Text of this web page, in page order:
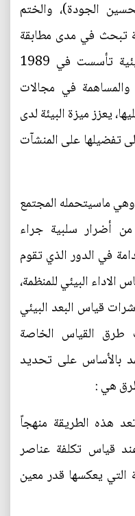
الجودة)، والختم
تبحث في مدى مطابقة
المنتجات للمعايير الصحية والبيئية تأسست في 1989
والمساهمة في مجالات
يعزز ميزة البيئة لدى
تفضيلها على المنشآت
(وهي ماسيتحمله المجتمع
من أضرار سلبية جراء
في الدور الذي تقوم
الاداء البيئي للمنظمة،
قياس البعد البيئي
طرق القياس الخاصة
بالأساس على تحديد
هي :
هذه الطريقة منهجاً
قياس تكلفة عناصر
التي يعكسها قدر معين